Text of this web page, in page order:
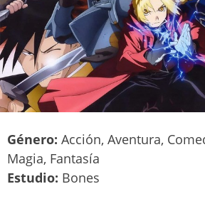
Género: Acción, Aventura,
Magia, Fantasía
Estudio: Bones